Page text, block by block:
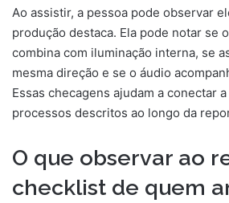
Ao assistir, a pessoa pode observar
produção destaca. Ela pode notar se
combina com iluminação interna, se
mesma direção e se o áudio
Essas checagens ajudam a conectar
processos descritos ao longo da
O que observar ao
checklist de quem